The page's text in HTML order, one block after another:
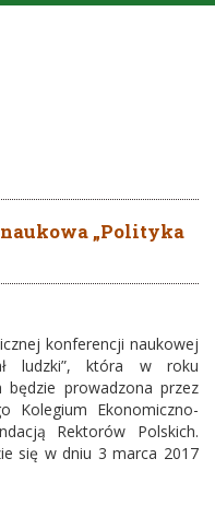
„Polityka
konferencji naukowej
ludzki”, która w roku
będzie prowadzona przez
Kolegium Ekonomiczno-
Rektorów Polskich.
się w dniu 3 marca 2017